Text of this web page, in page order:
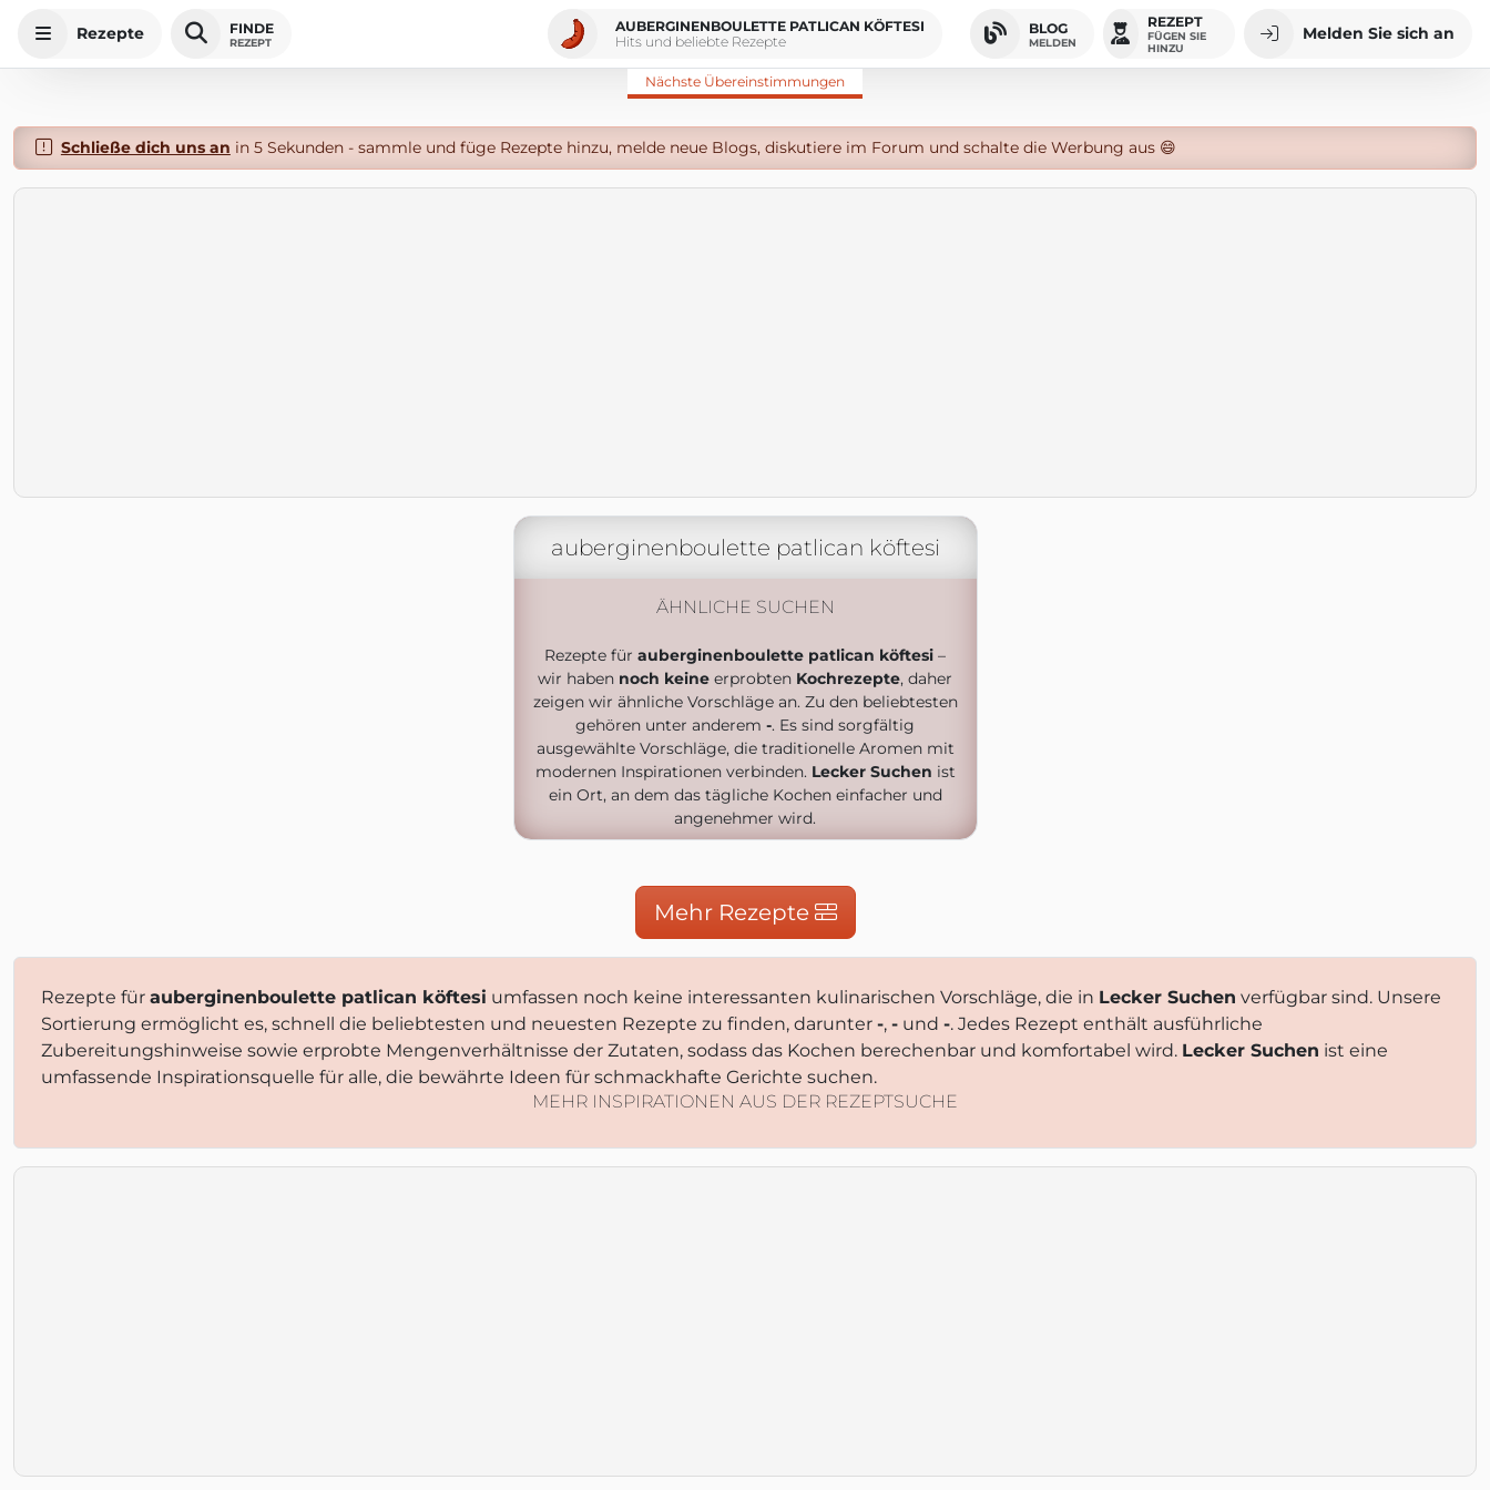
Rezepte FINDE
REZEPT
AUBERGINENBOULETTE PATLICAN KÖFTESI
Hits und beliebte Rezepte
BLOG
MELDEN
REZEPT
FÜGEN SIE
HINZU
Melden Sie sich an
Nächste Übereinstimmungen
Schließe dich uns an in 5 Sekunden - sammle und füge Rezepte hinzu, melde neue Blogs, diskutiere im Forum und schalte die Werbung aus 😄
auberginenboulette patlican köftesi
ÄHNLICHE SUCHEN
Rezepte für auberginenboulette patlican köftesi –
wir haben noch keine erprobten Kochrezepte, daher
zeigen wir ähnliche Vorschläge an. Zu den beliebtesten
gehören unter anderem -. Es sind sorgfältig
ausgewählte Vorschläge, die traditionelle Aromen mit
modernen Inspirationen verbinden. Lecker Suchen ist
ein Ort, an dem das tägliche Kochen einfacher und
angenehmer wird.
Mehr Rezepte
Rezepte für auberginenboulette patlican köftesi umfassen noch keine interessanten kulinarischen Vorschläge, die in Lecker Suchen verfügbar sind. Unsere
Sortierung ermöglicht es, schnell die beliebtesten und neuesten Rezepte zu finden, darunter -, - und -. Jedes Rezept enthält ausführliche
Zubereitungshinweise sowie erprobte Mengenverhältnisse der Zutaten, sodass das Kochen berechenbar und komfortabel wird. Lecker Suchen ist eine
umfassende Inspirationsquelle für alle, die bewährte Ideen für schmackhafte Gerichte suchen.
MEHR INSPIRATIONEN AUS DER REZEPTSUCHE